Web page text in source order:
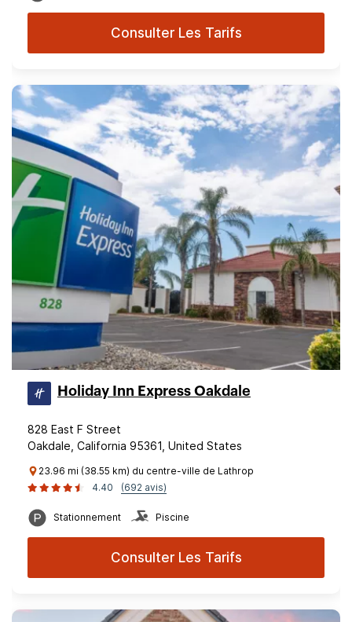
Consulter Les Tarifs
Holiday Inn Express Oakdale
828 East F Street
Oakdale, California 95361, United States
23.96 mi (38.55 km) du centre-ville de Lathrop
4.40
(692 avis)
Stationnement Piscine
Consulter Les Tarifs